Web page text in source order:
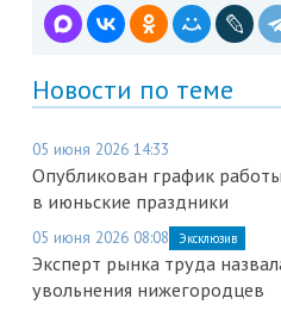
Новости по теме
05 июня 2026 14:33
Опубликован график
в июньские праздники
05 июня 2026 08:08 Эксклюзив
Эксперт рынка труда
увольнения нижегородцев